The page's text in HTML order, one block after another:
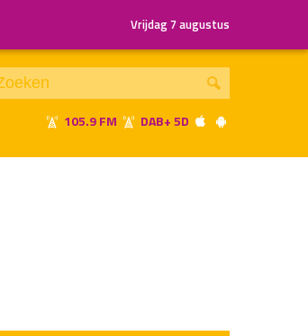
Vrijdag 7 augustus
105.9 FM DAB+ 5D